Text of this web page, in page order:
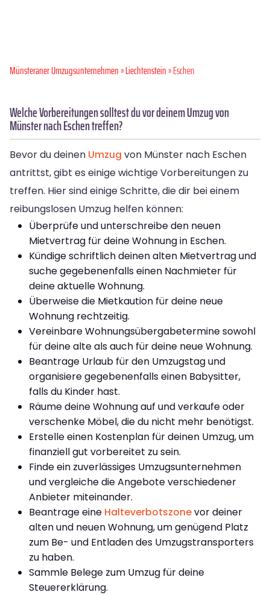
Münsteraner Umzugsunternehmen»Liechtenstein» Eschen
Welche Vorbereitungen solltest du vor deinem Umzug von
Münster nach Eschen treffen?
Bevor du deinen Umzug von Münster nach Eschen
antrittst, gibt es einige wichtige Vorbereitungen zu
treffen. Hier sind einige Schritte, die dir bei einem
reibungslosen Umzug helfen können:
Überprüfe und unterschreibe den neuen
Mietvertrag für deine Wohnung in Eschen.
Kündige schriftlich deinen alten Mietvertrag und
suche gegebenenfalls einen Nachmieter für
deine aktuelle Wohnung.
Überweise die Mietkaution für deine neue
Wohnung rechtzeitig.
Vereinbare Wohnungsübergabetermine sowohl
für deine alte als auch für deine neue Wohnung.
Beantrage Urlaub für den Umzugstag und
organisiere gegebenenfalls einen Babysitter,
falls du Kinder hast.
Räume deine Wohnung auf und verkaufe oder
verschenke Möbel, die du nicht mehr benötigst.
Erstelle einen Kostenplan für deinen Umzug, um
finanziell gut vorbereitet zu sein.
Finde ein zuverlässiges Umzugsunternehmen
und vergleiche die Angebote verschiedener
Anbieter miteinander.
Beantrage eine Halteverbotszonevor deiner
alten und neuen Wohnung, um genügend Platz
zum Be- und Entladen des Umzugstransporters
zu haben.
Sammle Belege zum Umzug für deine
Steuererklärung.